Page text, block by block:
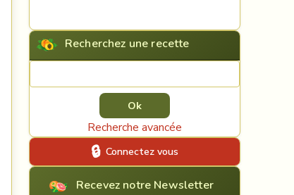
Recherchez une recette
Recherche avancée
Connectez vous
Recevez notre Newsletter